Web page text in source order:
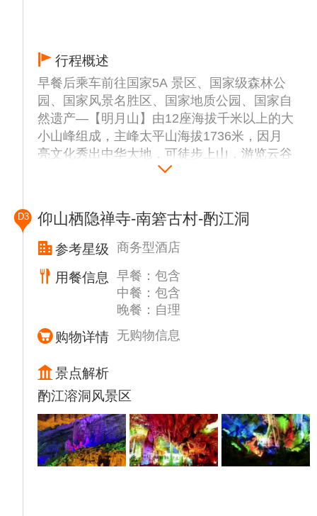
行程概述
早餐后乘车前往国家5A 景区、国家级森林公
园、国家风景名胜区、国家地质公园、国家自
然遗产—【明月山】由12座海拔千米以上的大
小山峰组成，主峰太平山海拔1736米，因月
亮文化秀出中华大地，可徒步上山，游览云谷
飞瀑、玲珑瀑、鱼鳞瀑、玉龙瀑、飞练瀑等景
人）。欣赏人间仙境，高山湖—【月亮湖】：
后参观光怪陆离的【星月洞】到达“中国第七
险俊高空栈道”——【青云栈道】（位于海拔
1500米的明月山顶，沿途领略明月山“绝壁惊
人，怪石争奇，苍松斗妍，山花织锦”四绝。
步行或（自行购买下行缆车70元/人）至索道
中站，从索道中站再步行下山，沿途游览明月
山【飞练瀑】，【玉龙瀑】、【鱼鳞瀑】、
【晃月桥】等景点、充分感受“天然氧吧”给你
带来的新鲜空气。
午餐后观赏大型歌舞《明月千古情180》，给
我一天，还你千年，千古情浓素了江西宜春万
年的历史文化与民俗风情，分为《明月欢歌》
《嫦娥奔月》《燃烧吧！青瓷》《十送红军》
D3 仰山栖隐禅寺-南箬古村-酌江洞
参考星级 商务型酒店
用餐信息
早餐：包含
中餐：包含
晚餐：自理
购物详情 无购物信息
景点解析
酌江溶洞风景区